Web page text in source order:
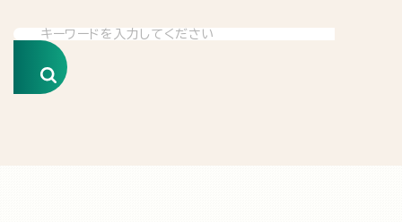
検索